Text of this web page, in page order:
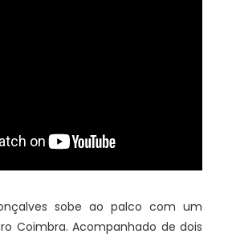
sobe ao palco com um
Coimbra. Acompanhado de dois